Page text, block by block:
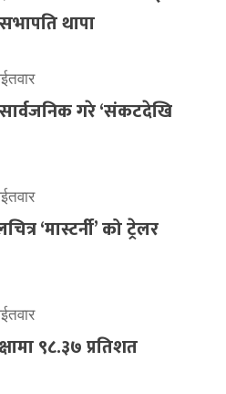
थापा
सार्वजनिक गरे ‘संकटदेखि
‘मास्टर्नी’ को ट्रेलर
९८.३७ प्रतिशत